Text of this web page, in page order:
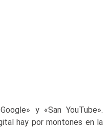
y «San YouTube».
hay por montones en la